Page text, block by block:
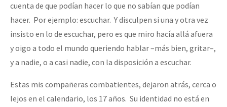
cuenta de que podían hacer lo que no sabían que podían
hacer. Por ejemplo: escuchar. Y disculpen si una y otra vez
insisto en lo de escuchar, pero es que miro hacía allá afuera
y oigo a todo el mundo queriendo hablar –más bien, gritar–,
y a nadie, o a casi nadie, con la disposición a escuchar.
Estas mis compañeras combatientes, dejaron atrás, cerca o
lejos en el calendario, los 17 años. Su identidad no está en